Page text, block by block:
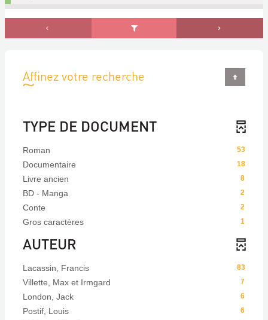
Affinez votre recherche
TYPE DE DOCUMENT
53
Roman
18
Documentaire
8
Livre ancien
2
BD - Manga
2
Conte
1
Gros caractères
AUTEUR
83
Lacassin, Francis
7
Villette, Max et Irmgard
6
London, Jack
6
Postif, Louis